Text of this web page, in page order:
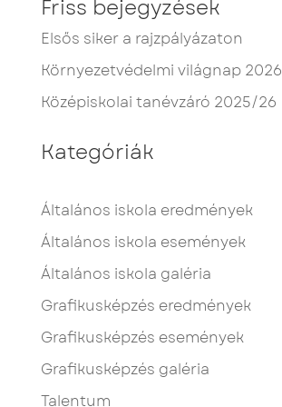
Friss bejegyzések
Elsős siker a rajzpályázaton
Környezetvédelmi világnap 2026
Középiskolai tanévzáró 2025/26
Kategóriák
Általános iskola eredmények
Általános iskola események
Általános iskola galéria
Grafikusképzés eredmények
Grafikusképzés események
Grafikusképzés galéria
Talentum